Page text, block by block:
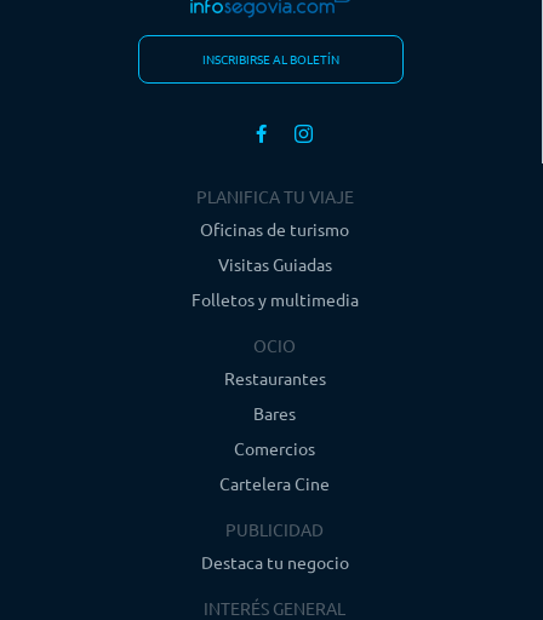
INSCRIBIRSE AL BOLETÍN
PLANIFICA TU VIAJE
Oficinas de turismo
Visitas Guiadas
Folletos y multimedia
OCIO
Restaurantes
Bares
Comercios
Cartelera Cine
PUBLICIDAD
Destaca tu negocio
INTERÉS GENERAL